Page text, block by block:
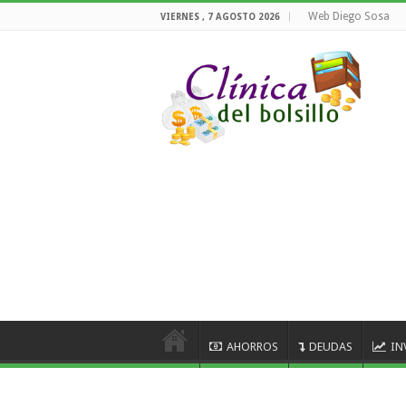
VIERNES , 7 AGOSTO 2026 Web Diego Sosa
AHORROS DEUDAS